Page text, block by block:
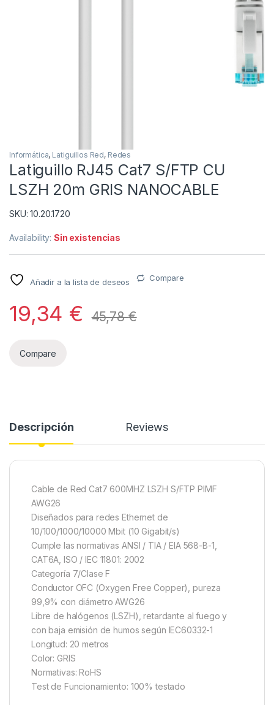
Informática, Latiguillos Red, Redes
Latiguillo RJ45 Cat7 S/FTP CU
LSZH 20m GRIS NANOCABLE
SKU: 10.20.1720
Availability:Sin existencias
Añadir a la lista de deseos Compare
19,34 € 45,78€
Compare
Descripción Reviews
Cable de Red Cat7 600MHZ LSZH S/FTP PIMF
AWG26
Diseñados para redes Ethernet de
10/100/1000/10000 Mbit (10 Gigabit/s)
Cumple las normativas ANSI / TIA / EIA 568-B-1,
CAT6A, ISO / IEC 11801: 2002
Categoría 7/Clase F
Conductor OFC (Oxygen Free Copper), pureza
99,9% con diámetro AWG26
Libre de halógenos (LSZH), retardante al fuego y
con baja emisión de humos según IEC60332-1
Longitud: 20 metros
Color: GRIS
Normativas: RoHS
Test de Funcionamiento: 100% testado